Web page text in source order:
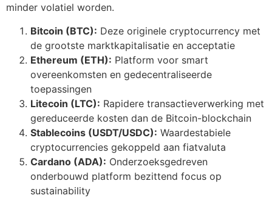
minder volatiel worden.
Bitcoin (BTC): Deze originele cryptocurrency met
de grootste marktkapitalisatie en acceptatie
Ethereum (ETH): Platform voor smart
overeenkomsten en gedecentraliseerde
toepassingen
Litecoin (LTC): Rapidere transactieverwerking met
gereduceerde kosten dan de Bitcoin-blockchain
Stablecoins (USDT/USDC): Waardestabiele
cryptocurrencies gekoppeld aan fiatvaluta
Cardano (ADA): Onderzoeksgedreven
onderbouwd platform bezittend focus op
sustainability